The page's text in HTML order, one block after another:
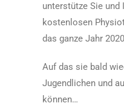
unterstütze Sie und
kostenlosen
das ganze Jahr
Auf das sie bald
Jugendlichen und
können…